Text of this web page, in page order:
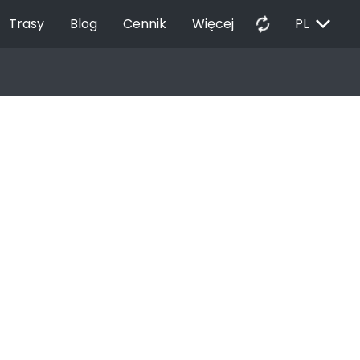
Trasy Blog Cennik Więcej autorenew PL EXPAND_MORE